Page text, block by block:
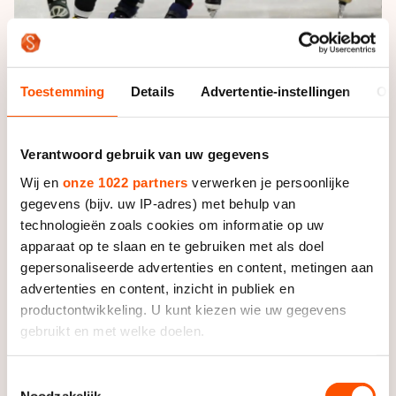
Toestemming Details Advertentie-instellingen
Verantwoord gebruik van uw gegevens
Wij en onze 1022 partners verwerken je persoonlijke
gegevens (bijv. uw IP-adres) met behulp van
technologieën zoals cookies om informatie op uw
apparaat op te slaan en te gebruiken met als doel
gepersonaliseerde advertenties en content, metingen aan
advertenties en content, inzicht in publiek en
productontwikkeling. U kunt kiezen wie uw gegevens
gebruikt en met welke doelen.
Italië, een grote concurrent van Nederland, ging in de
slotfase onderuit, maar werd na de halve eindstrijd
door de jury toegevoegd aan het deelnemersveld voor
de finale, dat verder bestaat uit Groot-Britannië en
Rusland.
Bij de mannen waren Niels Kerstholt, Daan
Breeuwsma, Freek van der Wart en Sjinkie Knegt na
een versnelling op zeven ronden voor het einde met
afstand de sterkste in hun halve finale. Van der Wart